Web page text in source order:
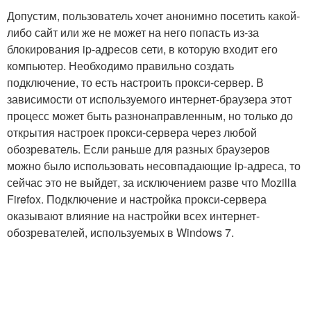
Допустим, пользователь хочет анонимно посетить какой-
либо сайт или же не может на него попасть из-за
блокирования ip-адресов сети, в которую входит его
компьютер. Необходимо правильно создать
подключение, то есть настроить прокси-сервер. В
зависимости от используемого интернет-браузера этот
процесс может быть разнонаправленным, но только до
открытия настроек прокси-сервера через любой
обозреватель. Если раньше для разных браузеров
можно было использовать несовпадающие ip-адреса, то
сейчас это не выйдет, за исключением разве что Mozilla
Firefox. Подключение и настройка прокси-сервера
оказывают влияние на настройки всех интернет-
обозревателей, используемых в Windows 7.